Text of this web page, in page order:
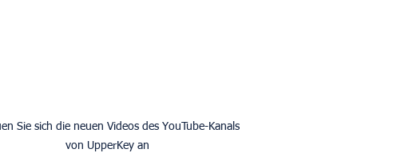
Sie sich die neuen Videos des YouTube-Kanals
von UpperKey an